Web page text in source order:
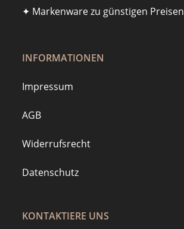
✦ Markenware zu günstigen Preisen
INFORMATIONEN
Impressum
AGB
Widerrufsrecht
Datenschutz
KONTAKTIERE UNS